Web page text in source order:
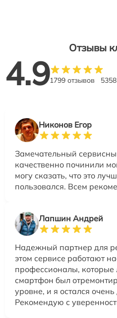
Отзывы
4.91799 отзывов
Никонов Егор
Замечательный
качественно починили
могу сказать, что это
пользовался. Всем
Лапшин Андрей
Надежный партнер для
этом сервисе работают
профессионалы, которые
смартфон был
уровне, и я остался
Рекомендую с